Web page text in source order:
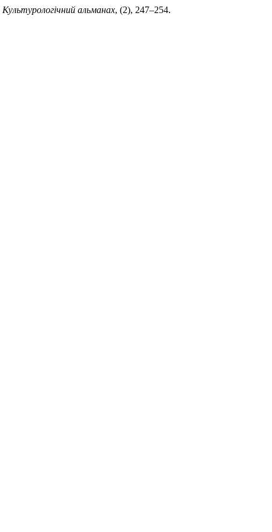
Культурологічний альманах, (2), 247–254.